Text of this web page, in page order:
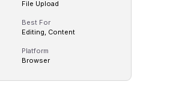
File Upload
Best For
Editing, Content
Platform
Browser